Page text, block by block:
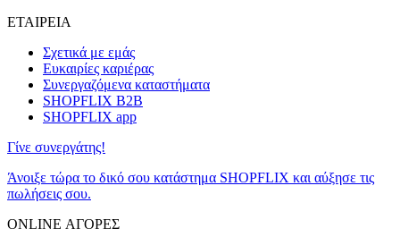
ΕΤΑΙΡΕΙΑ
Σχετικά με εμάς
Ευκαιρίες καριέρας
Συνεργαζόμενα καταστήματα
SHOPFLIX B2B
SHOPFLIX app
Γίνε συνεργάτης!
Άνοιξε τώρα το δικό σου κατάστημα SHOPFLIX και αύξησε τις
πωλήσεις σου.
ONLINE ΑΓΟΡΕΣ